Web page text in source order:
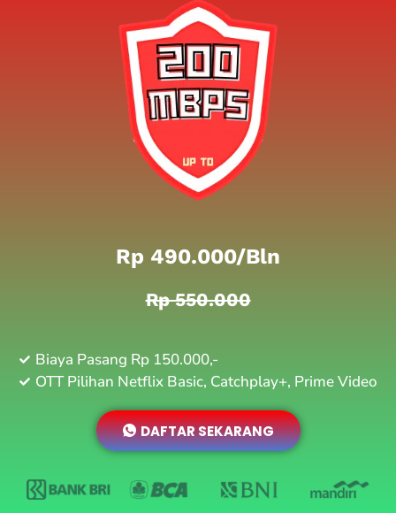
Rp 490.000/bln
Rp 550.000
Biaya Pasang Rp 150.000,-
OTT Pilihan Netflix Basic, Catchplay+, Prime Video
DAFTAR SEKARANG